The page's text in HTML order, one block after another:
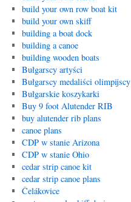
build your own row boat kit
build your own skiff
building a boat dock
building a canoe
building wooden boats
Bułgarscy artyści
Bułgarscy medaliści olimpijscy
Bułgarskie koszykarki
Buy 9 foot Alutender RIB
buy alutender rib plans
canoe plans
CDP w stanie Arizona
CDP w stanie Ohio
cedar strip canoe kit
cedar strip canoe plans
Čelákovice